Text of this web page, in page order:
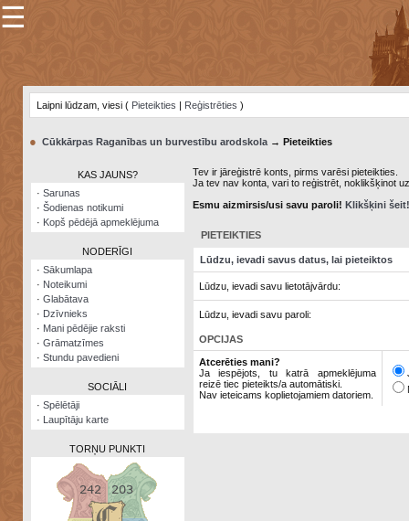
×
Šodienas
notikumi
Visatcera
almanahs
Arhīvs
☰
Laipni lūdzam, viesi ( Pieteikties | Reģistrēties )
● Cūkkārpas Raganības un burvestību arodskola→ Pieteikties
KAS JAUNS?
· Sarunas
· Šodienas notikumi
· Kopš pēdējā apmeklējuma
NODERĪGI
· Sākumlapa
· Noteikumi
· Glabātava
· Dzīvnieks
· Mani pēdējie raksti
· Grāmatzīmes
· Stundu pavedieni
SOCIĀLI
· Spēlētāji
· Laupītāju karte
TORŅU PUNKTI
Tev ir jāreģistrē konts, pirms varēsi pieteikties.
Ja tev nav konta, vari to reģistrēt, noklikšķinot
Esmu aizmirsis/usi savu paroli! Klikšķini šeit!
PIETEIKTIES
Lūdzu, ievadi savus datus, lai pieteiktos
Lūdzu, ievadi savu lietotājvārdu:
Lūdzu, ievadi savu paroli:
OPCIJAS
Atcerēties mani?
Ja iespējots, tu katrā apmeklējuma
reizē tiec pieteikts/a automātiski.
Nav ieteicams koplietojamiem datoriem.